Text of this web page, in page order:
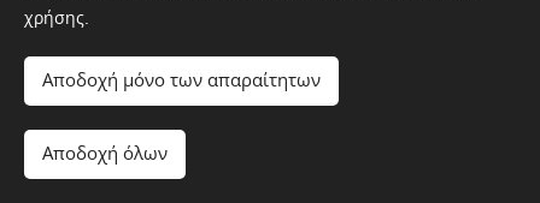
Copyright © ΚΑΥΣΟΞΥΛΑ ΑΙΝΟΣ 2025
χρήσης.
Αποδοχή μόνο των απαραίτητων
Αποδοχή όλων